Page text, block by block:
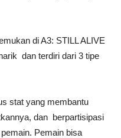
di A3: STILL ALIVE
dan terdiri dari 3 tipe
stat yang membantu
dan berpartisipasi
Pemain bisa